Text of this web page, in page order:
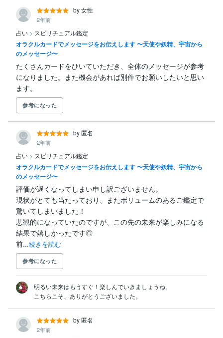
by 女性
2年前
占い > スピリチュアル鑑定
オラクルカードでメッセージをお伝えします 〜天使や妖精、宇宙から
のメッセージ〜
たくさんカードをひいていただき、全体のメッセージが参考
になりました。また機会があれば別件でお願いしたいと思い
ます。
参考になった
by 匿名
2年前
占い > スピリチュアル鑑定
オラクルカードでメッセージをお伝えします 〜天使や妖精、宇宙から
のメッセージ〜
評価が遅くなってしまい申し訳ございません。
現状がとても当たっており、またボリュームのあるご鑑定で
驚いてしまいました！
悲観的になっていたのですが、この先の未来が楽しみになる
結果で嬉しかったです◎
前...続きを読む
参考になった
明るい未来はもうすぐ！楽しんでいきましょうね。
こちらこそ、ありがとうございました。
by 匿名
2年前